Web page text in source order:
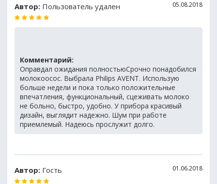
Автор: Пользователь удален 05.08.2018
Комментарий:
Оправдал ожидания полностьюСрочно понадобился
молокоосос. Выбрала Philips AVENT. Использую
больше недели и пока только положительные
впечатления, функциональный, сцеживать молоко
не больно, быстро, удобно. У прибора красивый
дизайн, выглядит надежно. Шум при работе
приемлемый. Надеюсь прослужит долго.
Автор: Гость 01.06.2018